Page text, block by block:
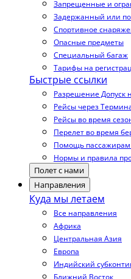
Запрещенные и
Задержанный или
Спортивное
Опасные предметы
Специальный багаж
Тарифы на
Быстрые ссылки
Разрешение Допуск
Рейсы через
Рейсы во время
Перелет во время
Помощь
Нормы и правила
Полет с нами
Направления
Куда мы летаем
Все направления
Африка
Центральная Азия
Европа
Индийский
Ближний Восток